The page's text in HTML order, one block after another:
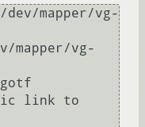
mapper/vg-
mapper/vg-
link to